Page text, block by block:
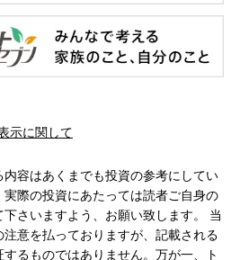
示に関して
容はあくまでも投資の参考にしてい
際の投資にあたっては読者ご自身の
さいますよう、お願い致します。 当
意を払っておりますが、記載される
るものではありません。万が一、ト